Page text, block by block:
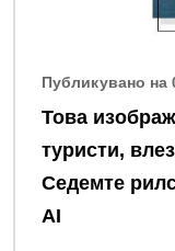
Публикувано на
Това
туристи,
Седемте
AI